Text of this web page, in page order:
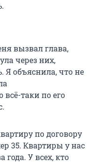
вызвал глава,
через них,
Я объяснила, что не
всё-таки по его
по договору
35. Квартиры у нас
года. У всех, кто